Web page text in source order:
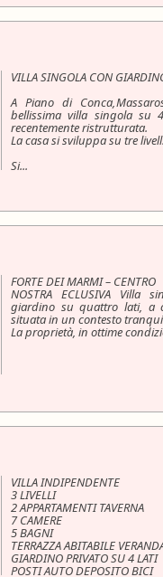
VILLA SINGOLA CON
A Piano di
bellissima villa singola su
recentemente ristrutturata.
La casa si sviluppa su tre livell.
Si...
FORTE DEI MARMI – CENTRO
NOSTRA ECLUSIVA
giardino su quattro lati, a
situata in un contesto
La proprietà, in ottime
VILLA INDIPENDENTE
3 LIVELLI
2 APPARTAMENTI TAVERNA
7 CAMERE
5 BAGNI
TERRAZZA ABITABILE
GIARDINO PRIVATO SU 4 LATI
POSTI AUTO DEPOSITO BICI